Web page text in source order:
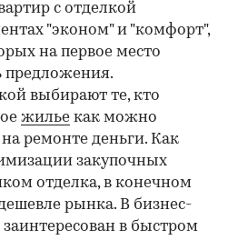
с отделкой
"эконом" и "комфорт",
на первое место
предложения.
выбирают те, кто
жилье как можно
ремонте деньги. Как
закупочных
отделка, в конечном
рынка. В бизнес-
заинтересован в быстром